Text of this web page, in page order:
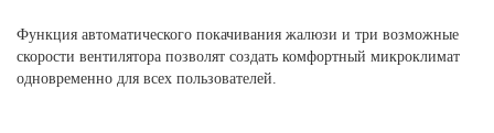
Функция автоматического покачивания жалюзи и три возможные
скорости вентилятора позволят создать комфортный микроклимат
одновременно для всех пользователей.